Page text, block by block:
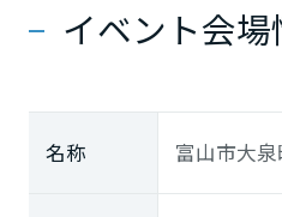
イベント会場
名称 富山市大